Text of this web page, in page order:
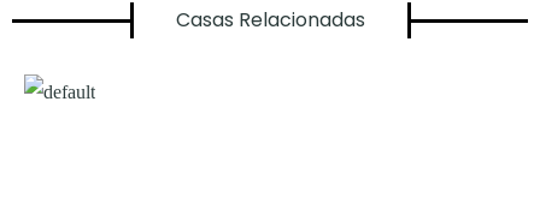
Casas Relacionadas​​